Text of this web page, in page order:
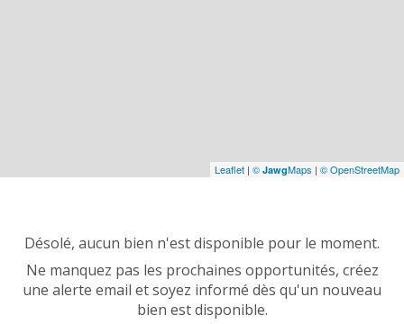
Leaflet | © JawgMaps | © OpenStreetMap
Désolé, aucun bien n'est disponible pour le moment.
Ne manquez pas les prochaines opportunités, créez
une alerte email et soyez informé dès qu'un nouveau
bien est disponible.